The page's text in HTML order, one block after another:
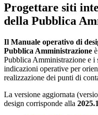
Progettare siti
della Pubblica
Il Manuale operativo di
Pubblica Amministrazione
Pubblica Amministrazione e
indicazioni operative per
realizzazione dei punti di
La versione aggiornata
design corrisponde alla 2025.1